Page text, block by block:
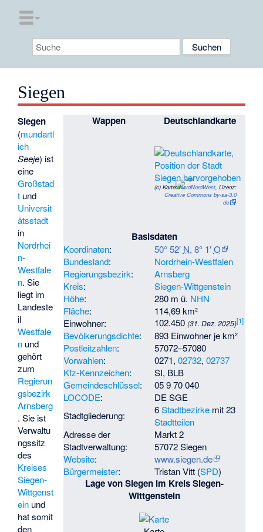
Siegen
Wappen Deutschlandkarte
(c) Karte:NordNordWest, Lizenz:
Creative Commons by-sa-3.0
de
Basisdaten
Koordinaten: 50° 52′ N, 8° 1′O
Bundesland:
Nordrhein-Westfalen
Regierungsbezirk:
Arnsberg
Kreis:
Siegen-Wittgenstein
Höhe: 280 m ü. NHN
Fläche:
114,69 km²
Einwohner:
102.450 (31. Dez. 2025)[1]
Bevölkerungsdichte:
893 Einwohner je km²
Postleitzahlen:
57072–57080
Vorwahlen: 0271, 02732, 02737
Kfz-Kennzeichen:
SI, BLB
Gemeindeschlüssel:
05 9 70 040
LOCODE:
DE SGE
Stadtgliederung:
6Stadtbezirkemit 23
Stadtteilen
Adresse der
Stadtverwaltung:
Markt 2
57072 Siegen
Website:
www.siegen.de
Bürgermeister: Tristan Vitt(SPD)
Lage von Siegen im Kreis Siegen-
Wittgenstein
Siegen
(mundartl
ich
Seeje) ist
eine
Großstad
t und
Universit
ätsstadt
in
Nordrhei
n-
Westfale
n. Sie
liegt im
Landeste
il
Westfale
n und
gehört
zum
Regierun
gsbezirk
Arnsberg
. Sie ist
Verwaltu
ngssitz
des
Kreises
Siegen-
Wittgenst
ein und
hat somit
den